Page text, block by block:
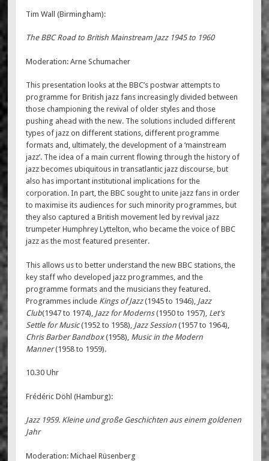
Tim Wall (Birmingham):
The BBC Road to British Mainstream Jazz 1945 to 1960
Moderation: Arne Schumacher
This presentation looks at the BBC’s postwar attempts to
programme for British jazz fans increasingly divided between
those championing the revival of older styles and those
pushing ahead with the new. The solutions included different
types of jazz on different stations, different programme
formats and, ultimately, the development of a ‘mainstream
jazz’. The idea of a main current flowing through the history of
jazz becomes ubiquitous in transatlantic jazz discourse, but
also has important institutional implications for the
corporation. In part, the BBC sought to unite jazz fans in order
to maximise its audiences for such minority programmes, but
they also captured a British movement led by revival jazz
trumpeter Humphrey Lyttelton, who became the voice of BBC
jazz as the most featured presenter.
This allows us to better understand the new BBC stations, the
key staff who developed jazz programmes, and the
programme formats and the musicians they featured.
Programmes include Kings of Jazz(1945 to 1946), Jazz
Club(1947 to 1974), Jazz for Moderns(1950 to 1957), Let’s
Settle for Music(1952 to 1958), Jazz Session (1957 to 1964),
Chris Barber Bandbox(1958), Music in the Modern
Manner(1958 to 1959).
10.30 Uhr
Frédéric Döhl (Hamburg):
Jazz 1959. Kleine und große Geschichten aus einem goldenen
Jahr
Moderation: Michael Rüsenberg